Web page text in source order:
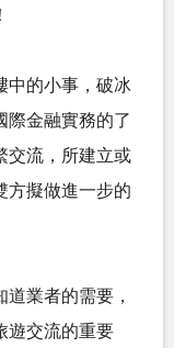
中的小事，破冰
際金融實務的了
交流，所建立或
方擬做進一步的
業者的需要，
遊交流的重要